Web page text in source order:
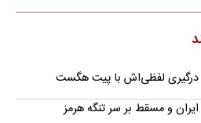
درگیری لفظی‌اش با پیت هگست
ایران و مسقط بر سر تنگه هرمز